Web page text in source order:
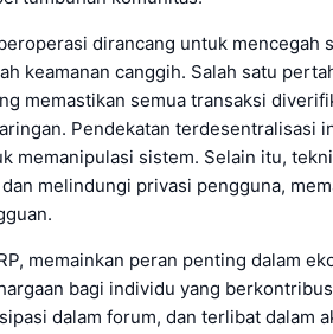
dirancang untuk mencegah
keamanan canggih. Salah satu
memastikan semua transaksi
Pendekatan terdesentralisasi
memanipulasi sistem. Selain itu,
melindungi privasi pengguna,
memainkan peran penting dalam
bagi individu yang
dalam forum, dan terlibat dalam